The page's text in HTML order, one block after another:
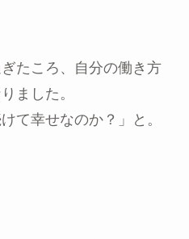
たころ、自分の働き方
ました。
て幸せなのか？」と。